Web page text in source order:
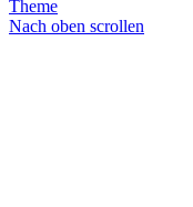
Theme
Nach oben scrollen